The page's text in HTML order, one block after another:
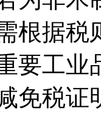
根据税
要工业
免税证